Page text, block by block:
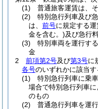
(1)
普通旅客運賃は、
(2)
特別急行列車及び
は、 前号に規定する
金を含む。)及び急行
(3)
特別車両を運行す
金
2
前項第2号及び第3号に
各号のいずれかに該当す
(1)
特別急行列車に乗
場合で特別急行列車
のもの
(2)
普通急行列車を運